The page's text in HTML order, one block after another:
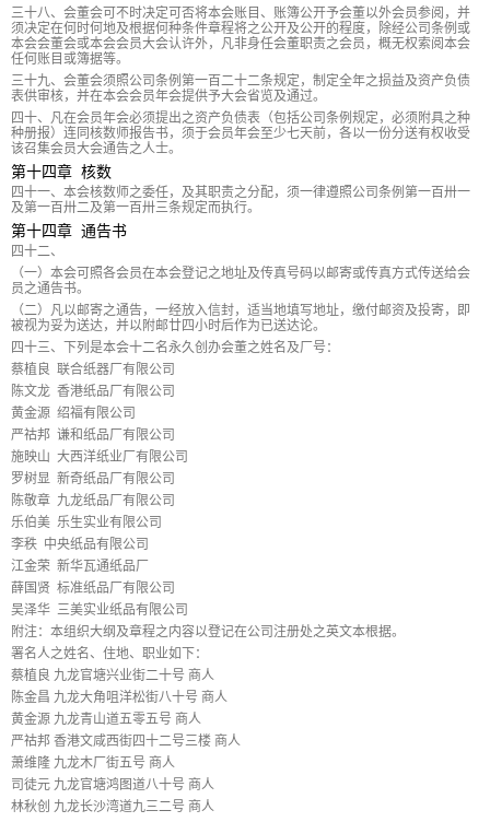
三十八、会董会可不时决定可否将本会账目、账簿公开予会董以外会员参阅，并
须决定在何时何地及根据何种条件章程将之公开及公开的程度，除经公司条例或
本会会董会或本会会员大会认许外，凡非身任会董职责之会员，概无权索阅本会
任何账目或簿据等。
三十九、会董会须照公司条例第一百二十二条规定，制定全年之损益及资产负债
表供审核，并在本会会员年会提供予大会省览及通过。
四十、凡在会员年会必须提出之资产负债表（包括公司条例规定，必须附具之种
种册报）连同核数师报告书，须于会员年会至少七天前，各以一份分送有权收受
该召集会员大会通告之人士。
第十四章 核数
四十一、本会核数师之委任，及其职责之分配，须一律遵照公司条例第一百卅一
及第一百卅二及第一百卅三条规定而执行。
第十四章 通告书
四十二、
（一）本会可照各会员在本会登记之地址及传真号码以邮寄或传真方式传送给会
员之通告书。
（二）凡以邮寄之通告，一经放入信封，适当地填写地址，缴付邮资及投寄，即
被视为妥为送达，并以附邮廿四小时后作为已送达论。
四十三、下列是本会十二名永久创办会董之姓名及厂号：
蔡植良 联合纸器厂有限公司
陈文龙 香港纸品厂有限公司
黄金源 绍福有限公司
严祜邦 谦和纸品厂有限公司
施映山 大西洋纸业厂有限公司
罗树显 新奇纸品厂有限公司
陈敬章 九龙纸品厂有限公司
乐伯美 乐生实业有限公司
李秩 中央纸品有限公司
江金荣 新华瓦通纸品厂
薛国贤 标准纸品厂有限公司
吴泽华 三美实业纸品有限公司
附注：本组织大纲及章程之内容以登记在公司注册处之英文本根据。
署名人之姓名、住地、职业如下：
蔡植良 九龙官塘兴业街二十号 商人
陈金昌 九龙大角咀洋松街八十号 商人
黄金源 九龙青山道五零五号 商人
严祜邦 香港文咸西街四十二号三楼 商人
萧维隆 九龙木厂街五号 商人
司徒元 九龙官塘鸿图道八十号 商人
林秋创 九龙长沙湾道九三二号 商人